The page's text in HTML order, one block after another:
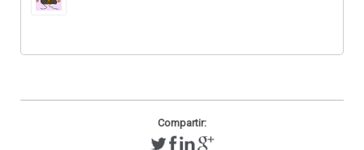
Compartir: